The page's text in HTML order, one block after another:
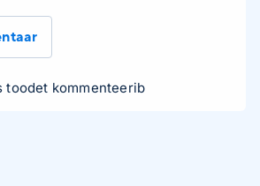
toodet kommenteerib